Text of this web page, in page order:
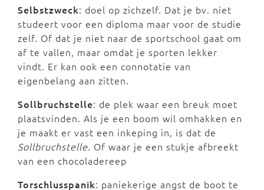
Selbstzweck: doel op zichzelf. Dat je bv. niet
studeert voor een diploma maar voor de studie
zelf. Of dat je niet naar de sportschool gaat om
af te vallen, maar omdat je sporten lekker
vindt. Er kan ook een connotatie van
eigenbelang aan zitten.
Sollbruchstelle: de plek waar een breuk moet
plaatsvinden. Als je een boom wil omhakken en
je maakt er vast een inkeping in, is dat de
Sollbruchstelle. Of waar je een stukje afbreekt
van een chocoladereep
Torschlusspanik: paniekerige angst de boot te